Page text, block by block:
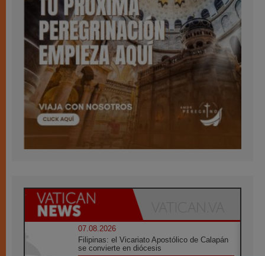
07.08.2026
Filipinas: el Vicariato Apostólico de Calapán
se convierte en diócesis